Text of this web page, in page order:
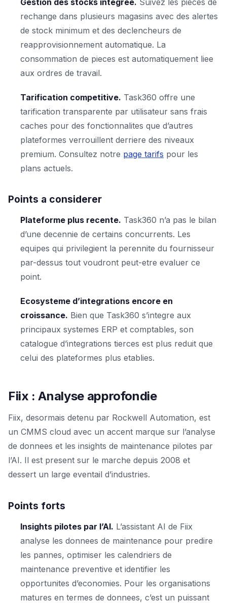
rechange dans plusieurs magasins avec des alertes
de stock minimum et des declencheurs de
reapprovisionnement automatique. La
consommation de pieces est automatiquement liee
aux ordres de travail.
Tarification competitive. Task360 offre une
tarification transparente par utilisateur sans frais
caches pour des fonctionnalites que d’autres
plateformes verrouillent derriere des niveaux
premium. Consultez notre page tarifs pour les
plans actuels.
Points a considerer
Plateforme plus recente. Task360 n’a pas le bilan
d’une decennie de certains concurrents. Les
equipes qui privilegient la perennite du fournisseur
par-dessus tout voudront peut-etre evaluer ce
point.
Ecosysteme d’integrations encore en
croissance. Bien que Task360 s’integre aux
principaux systemes ERP et comptables, son
catalogue d’integrations tierces est plus reduit que
celui des plateformes plus etablies.
Fiix : Analyse approfondie
Fiix, desormais detenu par Rockwell Automation, est
un CMMS cloud avec un accent marque sur l’analyse
de donnees et les insights de maintenance pilotes par
l’AI. Il est present sur le marche depuis 2008 et
dessert un large eventail d’industries.
Points forts
Insights pilotes par l’AI. L’assistant AI de Fiix
analyse les donnees de maintenance pour predire
les pannes, optimiser les calendriers de
maintenance preventive et identifier les
opportunites d’economies. Pour les organisations
matures en termes de donnees, c’est un puissant